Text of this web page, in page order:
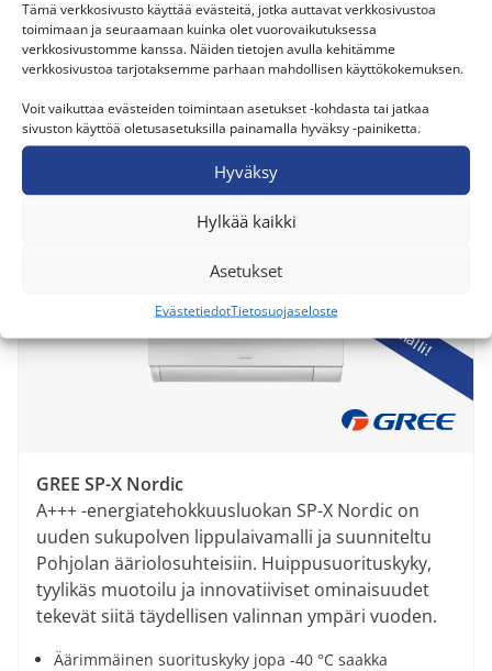
Tämä verkkosivusto käyttää evästeitä, jotka auttavat verkkosivustoa
toimimaan ja seuraamaan kuinka olet vuorovaikutuksessa
verkkosivustomme kanssa. Näiden tietojen avulla kehitämme
verkkosivustoa tarjotaksemme parhaan mahdollisen käyttökokemuksen.
Voit vaikuttaa evästeiden toimintaan asetukset -kohdasta tai jatkaa
sivuston käyttöä oletusasetuksilla painamalla hyväksy -painiketta.
Hyväksy
Hylkää kaikki
Asetukset
EvästetiedotTietosuojaseloste
ilmalämpöpumppumalleja, jotka sopivat
mökkikäyttöön. Scanvarm tarjoaa laajan valikoiman
korkealaatuisiaGREE-ilmalämpöpumppuja, jotka ovat
Alla olevilla ilmalämpoöpumpuilla voit varmistaa
mukavat olosuhteet ympäri vuoden, ja ne sopivat
erityisesti mökkien tarpeisiin tehokkuutensa ja
luotettavuutensa ansiosta.
GREE:n lippulaivamalli!
GREE SP-X Nordic
A+++ -energiatehokkuusluokan SP-X Nordic on
uuden sukupolven lippulaivamalli ja suunniteltu
Pohjolan ääriolosuhteisiin. Huippusuorituskyky,
tyylikäs muotoilu ja innovatiiviset ominaisuudet
tekevät siitä täydellisen valinnan ympäri vuoden.
Äärimmäinen suorituskyky jopa -40 °C saakka